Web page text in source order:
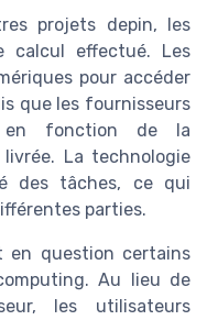
projets depin, les
calcul effectué. Les
pour accéder
que les fournisseurs
en fonction de la
La technologie
des tâches, ce qui
parties.
en question certains
Au lieu de
les utilisateurs